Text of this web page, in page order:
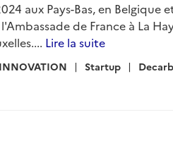
aux Pays-Bas, en Belgique
de France à La
Lire la suite
INNOVATION Startup